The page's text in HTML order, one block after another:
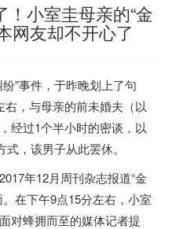
！小室圭母亲的“金
网友却不开心了
”事件，于昨晚划上了句
，与母亲的前未婚夫（以
经过1个半小时的密谈，以
，该男子从此罢休。
年12月周刊杂志报道“金
在下午9点15分左右，小室
对蜂拥而至的媒体记者提